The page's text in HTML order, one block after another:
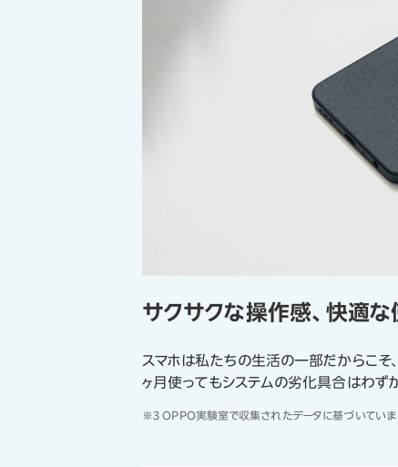
サクサクな操作感、快適な
スマホは私たちの生活の一部だからこそ
ヶ月使ってもシステムの劣化具合はわず
※3 OPPO実験室で収集されたデータに基づいていま